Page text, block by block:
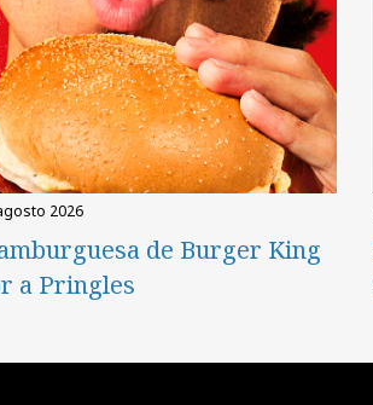
2026
de Burger King
a Pringles